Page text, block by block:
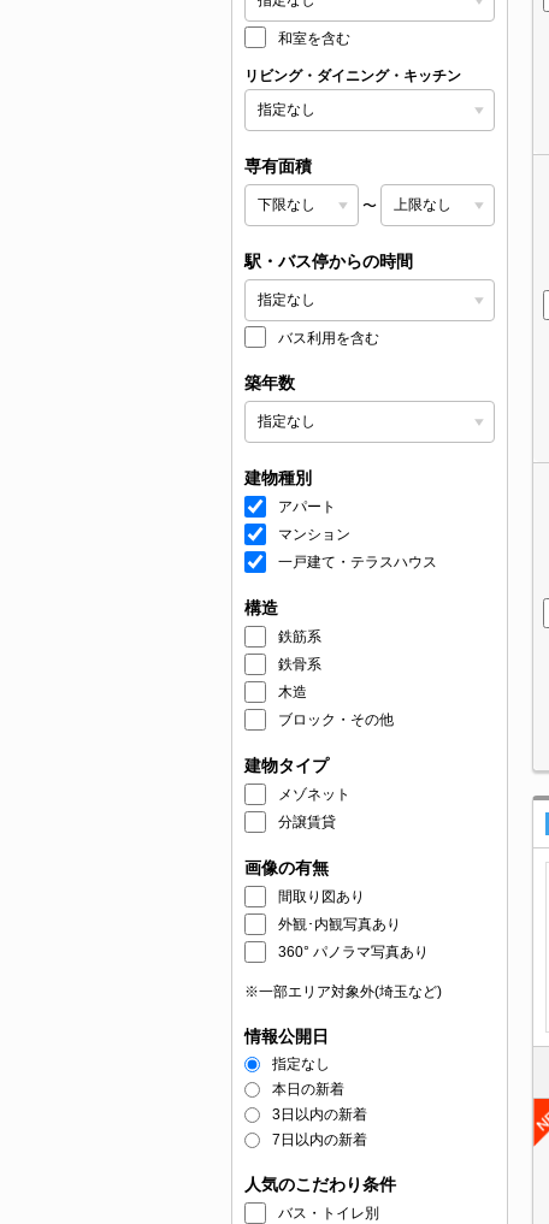
和室を含む
リビング・ダイニング・キッチン
専有面積
〜
駅・バス停からの時間
バス利用を含む
築年数
建物種別
アパート
マンション
一戸建て・テラスハウス
構造
鉄筋系
鉄骨系
木造
ブロック・その他
建物タイプ
メゾネット
分譲賃貸
画像の有無
間取り図あり
外観･内観写真あり
360° パノラマ写真あり
※一部エリア対象外(埼玉など)
情報公開日
指定なし
本日の新着
3日以内の新着
7日以内の新着
人気のこだわり条件
バス・トイレ別